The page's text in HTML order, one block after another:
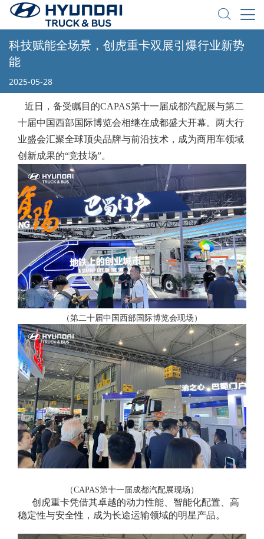
科技赋能全场景，创虎重卡双展引爆行业新势
能
2025-05-28
近日，备受瞩目的CAPAS第十一届成都汽配展与第二
十届中国西部国际博览会相继在成都盛大开幕。两大行
业盛会汇聚全球顶尖品牌与前沿技术，成为商用车领域
创新成果的“竞技场”。
（第二十届中国西部国际博览会现场）
（CAPAS第十一届成都汽配展现场）
创虎重卡凭借其卓越的动力性能、智能化配置、高
稳定性与安全性，成为长途运输领域的明星产品。